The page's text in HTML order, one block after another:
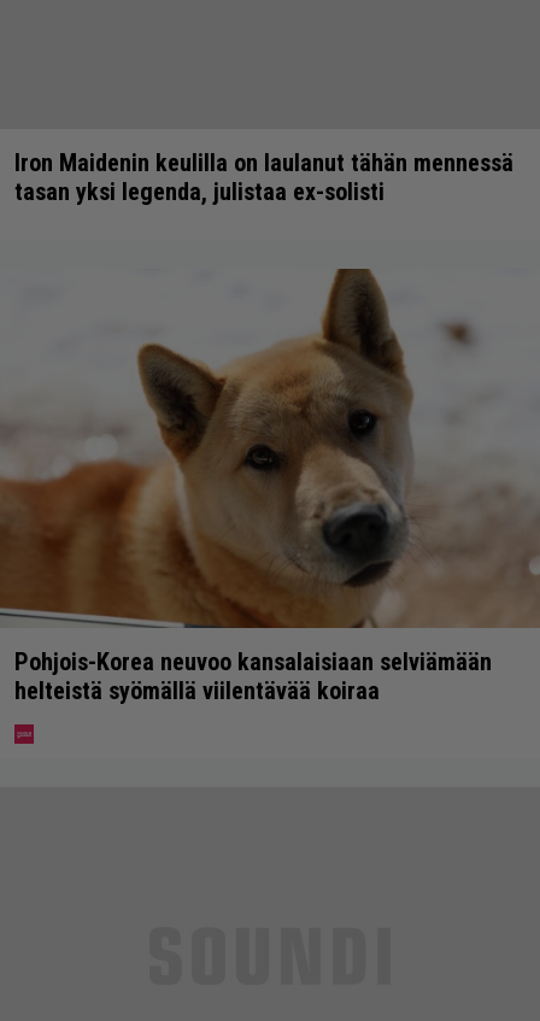
Iron Maidenin keulilla on laulanut tähän mennessä
tasan yksi legenda, julistaa ex-solisti
Pohjois-Korea neuvoo kansalaisiaan selviämään
helteistä syömällä viilentävää koiraa